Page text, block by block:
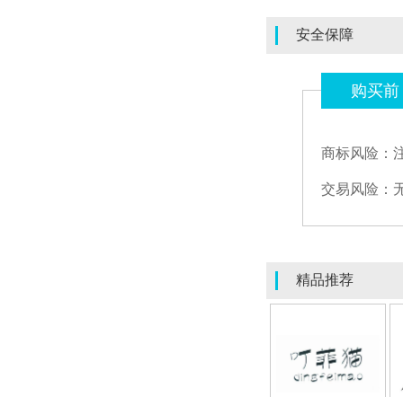
安全保障
购买前
商标风险：
交易风险：
精品推荐